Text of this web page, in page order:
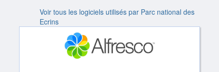
Voir tous les logiciels utilisés par Parc national des
Ecrins